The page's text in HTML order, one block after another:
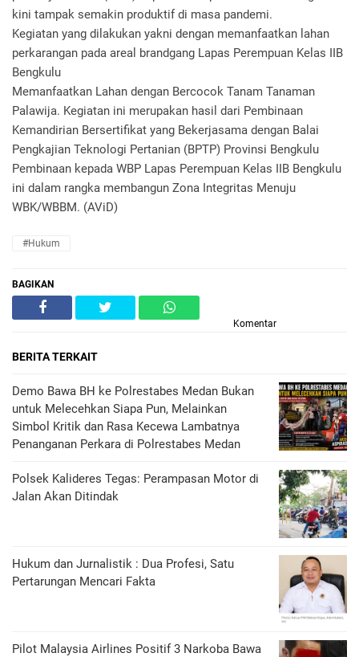
kini tampak semakin produktif di masa pandemi.
Kegiatan yang dilakukan yakni dengan memanfaatkan lahan
perkarangan pada areal brandgang Lapas Perempuan Kelas IIB
Bengkulu
Memanfaatkan Lahan dengan Bercocok Tanam Tanaman
Palawija. Kegiatan ini merupakan hasil dari Pembinaan
Kemandirian Bersertifikat yang Bekerjasama dengan Balai
Pengkajian Teknologi Pertanian (BPTP) Provinsi Bengkulu
Pembinaan kepada WBP Lapas Perempuan Kelas IIB Bengkulu
ini dalam rangka membangun Zona Integritas Menuju
WBK/WBBM. (AViD)
#Hukum
BAGIKAN
Komentar
BERITA TERKAIT
Demo Bawa BH ke Polrestabes Medan Bukan
untuk Melecehkan Siapa Pun, Melainkan
Simbol Kritik dan Rasa Kecewa Lambatnya
Penanganan Perkara di Polrestabes Medan
Polsek Kalideres Tegas: Perampasan Motor di
Jalan Akan Ditindak
Hukum dan Jurnalistik : Dua Profesi, Satu
Pertarungan Mencari Fakta
Pilot Malaysia Airlines Positif 3 Narkoba Bawa